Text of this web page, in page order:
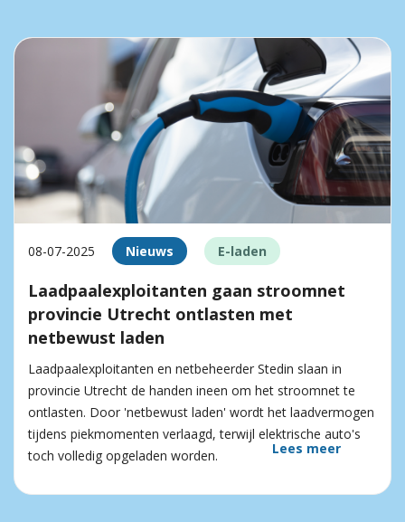
08-07-2025 Nieuws E-laden
Laadpaalexploitanten gaan stroomnet
provincie Utrecht ontlasten met
netbewust laden
Laadpaalexploitanten en netbeheerder Stedin slaan in
provincie Utrecht de handen ineen om het stroomnet te
ontlasten. Door 'netbewust laden' wordt het laadvermogen
tijdens piekmomenten verlaagd, terwijl elektrische auto's
toch volledig opgeladen worden.
Lees meer